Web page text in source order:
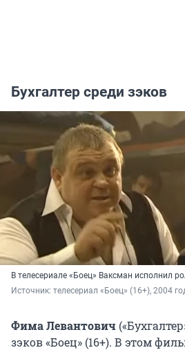
Бухгалтер среди зэков
В телесериале «Боец» Ваксман исполнил
Источник: телесериал «Боец» (16+), 2004
ФимаЛевантович
зэков «Боец» (16+). В этом